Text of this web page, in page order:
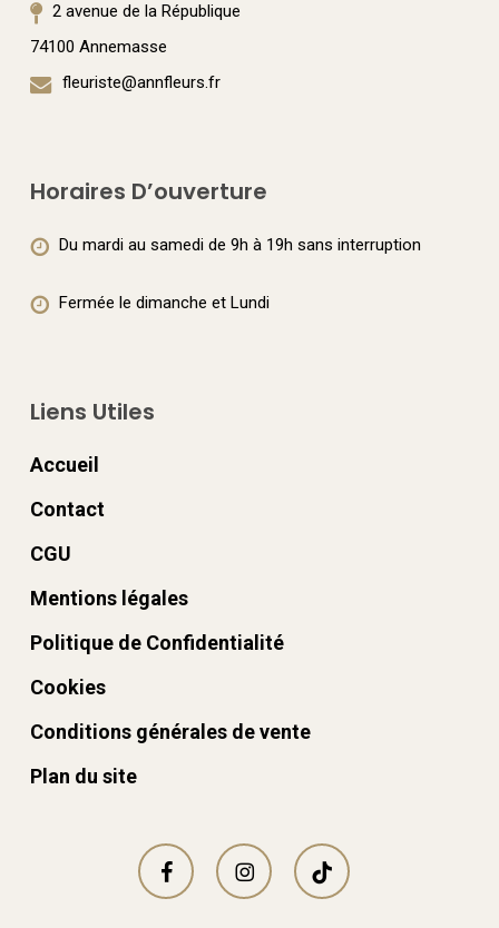
2 avenue de la République
74100 Annemasse
fleuriste@annfleurs.fr
Horaires D’ouverture
Du mardi au samedi de 9h à 19h sans interruption
Fermée le dimanche et Lundi
Liens Utiles
Accueil
Contact
CGU
Mentions légales
Politique de Confidentialité
Cookies
Conditions générales de vente
Plan du site
facebook instagram tiktok